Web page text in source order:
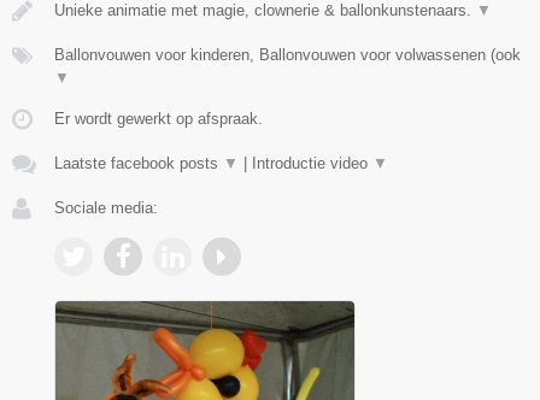
Unieke animatie met magie, clownerie & ballonkunstenaars. ▼
Ballonvouwen voor kinderen, Ballonvouwen voor volwassenen (ook
▼
Er wordt gewerkt op afspraak.
Laatste facebook posts ▼ Introductie video ▼
Sociale media: